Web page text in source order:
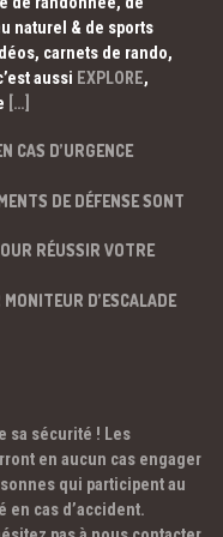
naturel & de sports
carnets de rando,
aussi EXPLORE,
[…]
CAS D’URGENCE
DE DÉFENSE SONT
RÉUSSIR VOTRE
D’ESCALADE
sa sécurité ! Les
en aucun cas engager
qui participent au
cas d’accident.